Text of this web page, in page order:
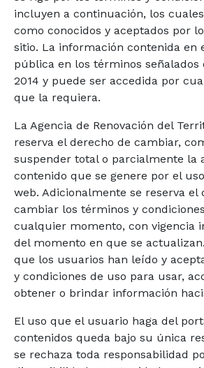
incluyen a continuación, los
como conocidos y aceptados por
sitio. La información contenida en
pública en los términos señalados
2014 y puede ser accedida por
que la requiera.
La Agencia de Renovación del
reserva el derecho de cambiar,
suspender total o parcialmente la
contenido que se genere por el
web. Adicionalmente se reserva el
cambiar los términos y
cualquier momento, con vigencia
del momento en que se
que los usuarios han leído y
y condiciones de uso para usar,
obtener o brindar información
El uso que el usuario haga del
contenidos queda bajo su única
se rechaza toda responsabilidad